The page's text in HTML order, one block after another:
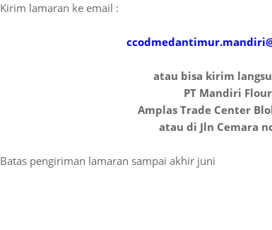
Kirim lamaran ke email :
atau bisa kirim
PT Mandiri Flour
Amplas Trade Center
atau di Jln Cemara
Batas pengiriman lamaran sampai akhir juni